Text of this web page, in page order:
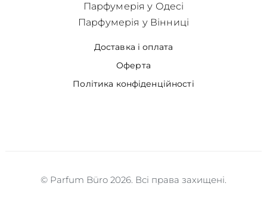
Доставка і оплата
Оферта
Політика конфіденційності
Парфумерія у Одесі
Парфумерія у Вінниці
© Parfum Büro 2026. Всі права захищені.